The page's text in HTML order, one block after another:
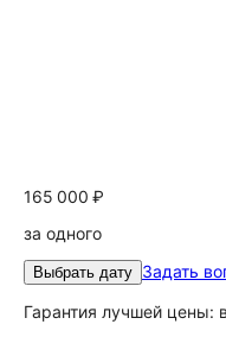
165 000 ₽
за одного
Выбрать дату Задать
Гарантия лучшей цены: